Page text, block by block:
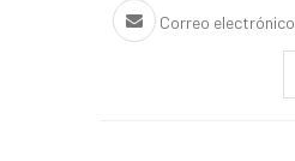
Correo electrónico